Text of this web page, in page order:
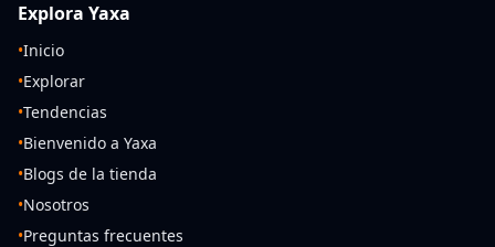
Explora Yaxa
•Inicio
•Explorar
•Tendencias
•Bienvenido a Yaxa
•Blogs de la tienda
•Nosotros
•Preguntas frecuentes